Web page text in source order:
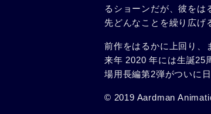
るショーンだが、彼をは
先どんなことを繰り広げ
前作をはるかに上回り
来年 2020 年には生誕25
場用長編第2弾がついに
© 2019 Aardman